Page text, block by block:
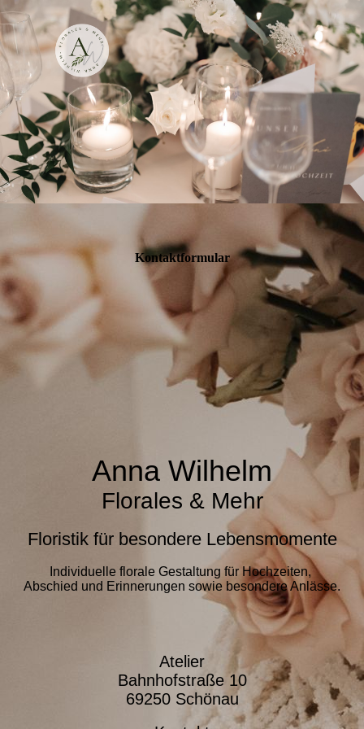
Kontaktformular
Anna Wilhelm
Florales & Mehr
Floristik für besondere Lebensmomente
Individuelle florale Gestaltung für Hochzeiten,
Abschied und Erinnerungen sowie besondere Anlässe.
Atelier
Bahnhofstraße 10
69250 Schönau